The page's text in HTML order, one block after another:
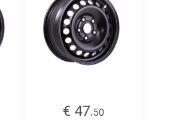
€ 47.50